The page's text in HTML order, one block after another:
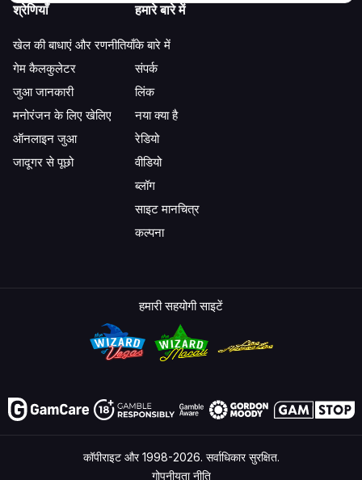
श्रेणियाँ
खेल की बाधाएं और रणनीतियाँ
गेम कैलकुलेटर
जुआ जानकारी
मनोरंजन के लिए खेलिए
ऑनलाइन जुआ
जादूगर से पूछो
हमारे बारे में
के बारे में
संपर्क
लिंक
नया क्या है
रेडियो
वीडियो
ब्लॉग
साइट मानचित्र
कल्पना
हमारी सहयोगी साइटें
कॉपीराइट और 1998-2026. सर्वाधिकार सुरक्षित.
गोपनीयता नीति